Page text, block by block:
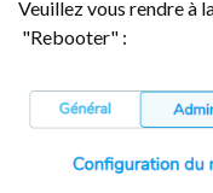
Veuillez vous rendre à
"Rebooter" :